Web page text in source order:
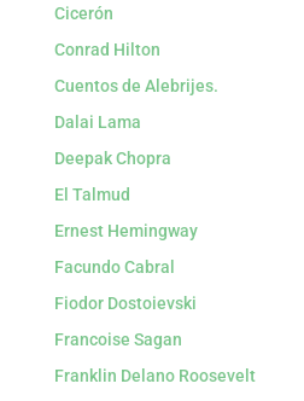
Cicerón
Conrad Hilton
Cuentos de Alebrijes.
Dalai Lama
Deepak Chopra
El Talmud
Ernest Hemingway
Facundo Cabral
Fiodor Dostoievski
Francoise Sagan
Franklin Delano Roosevelt